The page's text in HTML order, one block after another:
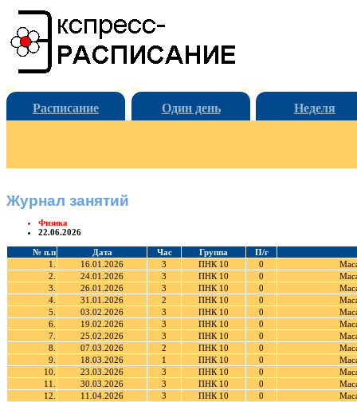
Расписание Один день Неделя
Журнал занятий
Физика
22.06.2026
№ п.п Дата Час Группа
П/г
1.
16.01.2026 3 ПНК 10 0
2.
24.01.2026 3 ПНК 10 0
3.
26.01.2026 3 ПНК 10 0
4.
31.01.2026 2 ПНК 10 0
5.
03.02.2026 3 ПНК 10 0
6.
19.02.2026 3 ПНК 10 0
7.
25.02.2026 3 ПНК 10 0
8.
07.03.2026 2 ПНК 10 0
9.
18.03.2026 1 ПНК 10 0
10.
23.03.2026 3 ПНК 10 0
11.
30.03.2026 3 ПНК 10 0
12.
11.04.2026 3 ПНК 10 0